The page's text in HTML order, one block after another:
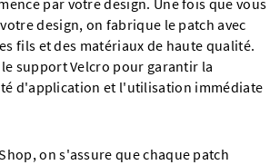
par votre design. Une fois que vous
design, on fabrique le patch avec
fils et des matériaux de haute qualité.
support Velcro pour garantir la
d'application et l'utilisation immédiate
on s'assure que chaque patch